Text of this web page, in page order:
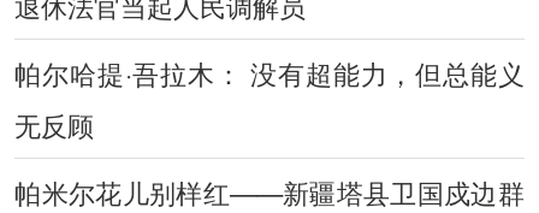
帕尔哈提·吾拉木： 没有超能力，但总能义
无反顾
帕米尔花儿别样红——新疆塔县卫国戍边群